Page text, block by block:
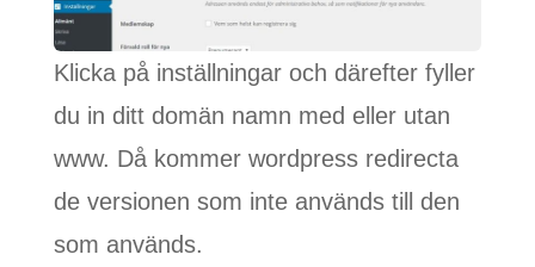
Klicka på inställningar och därefter fyller
du in ditt domän namn med eller utan
www. Då kommer wordpress redirecta
de versionen som inte används till den
som används.